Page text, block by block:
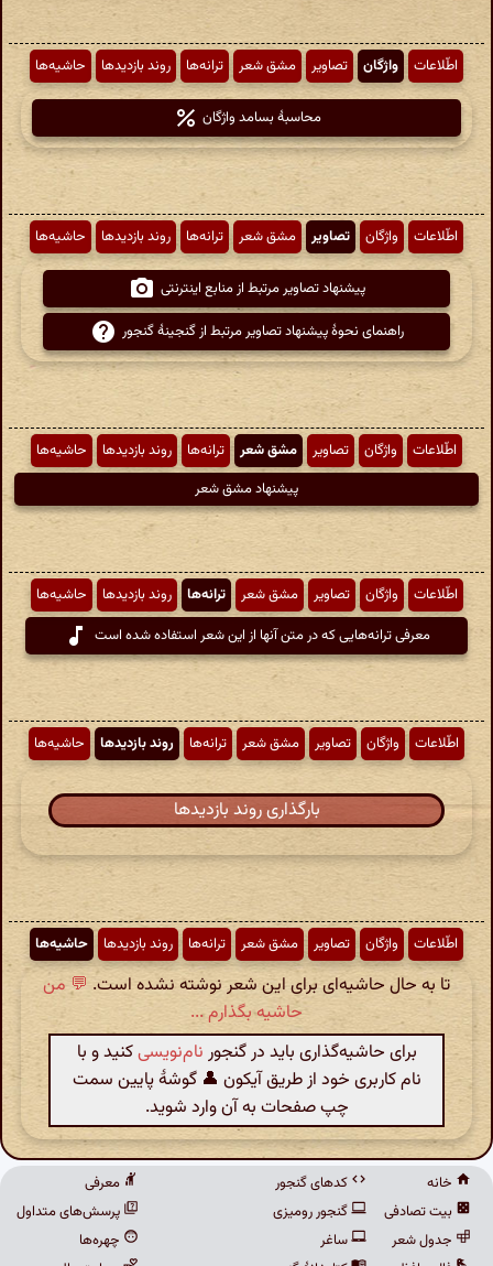
اطّلاعات واژگان تصاویر مشق شعر ترانه‌ها روند بازدیدها حاشیه‌ها
محاسبهٔ بسامد واژگان
اطّلاعات واژگان تصاویر مشق شعر ترانه‌ها روند بازدیدها حاشیه‌ها
پیشنهاد تصاویر مرتبط از منابع اینترنتی
راهنمای نحوهٔ پیشنهاد تصاویر مرتبط از گنجینهٔ گنجور
اطّلاعات واژگان تصاویر مشق شعر ترانه‌ها روند بازدیدها
حاشیه‌ها
پیشنهاد مشق شعر
اطّلاعات واژگان تصاویر مشق شعر ترانه‌ها روند بازدیدها
حاشیه‌ها
معرفی ترانه‌هایی که در متن آنها از این شعر استفاده شده است
اطّلاعات واژگان تصاویر مشق شعر ترانه‌ها روند بازدیدها حاشیه‌ها
بارگذاری روند بازدیدها
اطّلاعات واژگان تصاویر مشق شعر ترانه‌ها روند بازدیدها حاشیه‌ها
تا به حال حاشیه‌ای برای این شعر نوشته نشده است. 💬 من
حاشیه بگذارم ...
برای حاشیه‌گذاری باید در گنجور نام‌نویسیکنید و با
نام کاربری خود از طریق آیکون 👤 گوشهٔ پایین سمت
چپ صفحات به آن وارد شوید.
خانه
بیت تصادفی
جدول شعر
کدهای گنجور
گنجور رومیزی
ساغر
معرفی
پرسش‌های متداول
چهره‌ها